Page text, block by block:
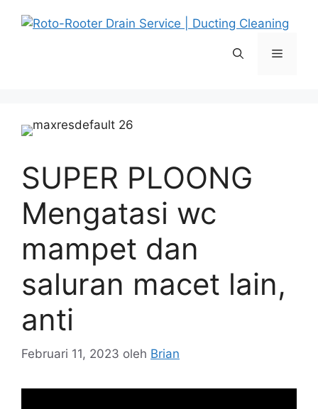
Menu
SUPER PLOONG
Mengatasi wc
mampet dan
saluran macet lain,
anti
Februari 11, 2023 oleh Brian